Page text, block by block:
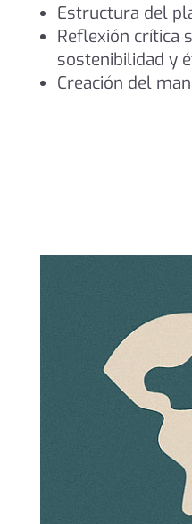
Estructura del
Reflexión crítica
sostenibilidad y
Creación del